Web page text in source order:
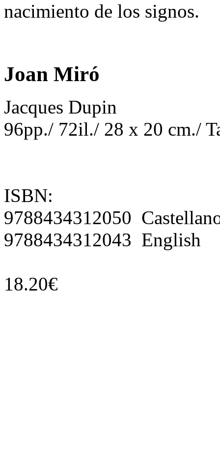
nacimiento de los signos.
Joan Miró
Jacques Dupin
96pp./ 72il./ 28 x 20 cm./
ISBN:
9788434312050
9788434312043 English
18.20€